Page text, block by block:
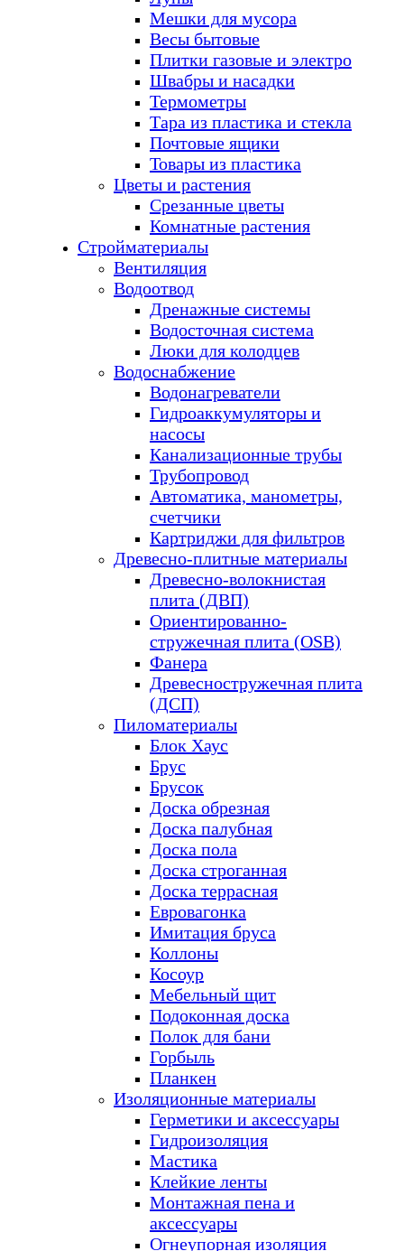
Мешки для мусора
Весы бытовые
Плитки газовые и электро
Швабры и насадки
Термометры
Тара из пластика и стекла
Почтовые ящики
Товары из пластика
Цветы и растения
Срезанные цветы
Комнатные растения
Стройматериалы
Вентиляция
Водоотвод
Дренажные системы
Водосточная система
Люки для колодцев
Водоснабжение
Водонагреватели
Гидроаккумуляторы и
насосы
Канализационные трубы
Трубопровод
Автоматика, манометры,
счетчики
Картриджи для фильтров
Древесно-плитные материалы
Древесно-волокнистая
плита (ДВП)
Ориентированно-
стружечная плита (OSB)
Фанера
Древесностружечная плита
(ДСП)
Пиломатериалы
Блок Хаус
Брус
Брусок
Доска обрезная
Доска палубная
Доска пола
Доска строганная
Доска террасная
Евровагонка
Имитация бруса
Коллоны
Косоур
Мебельный щит
Подоконная доска
Полок для бани
Горбыль
Планкен
Изоляционные материалы
Герметики и аксессуары
Гидроизоляция
Мастика
Клейкие ленты
Монтажная пена и
аксессуары
Огнеупорная изоляция